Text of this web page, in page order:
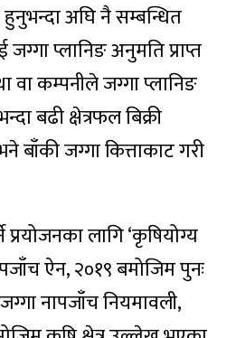
अघि नै सम्बन्धित
प्लानिङ अनुमति प्राप्त
वा कम्पनीले जग्गा प्लानिङ
बढी क्षेत्रफल बिक्री
बाँकी जग्गा कित्ताकाट गरी
प्रयोजनका लागि ‘कृषियोग्य
ऐन, २०१९ बमोजिम पुनः
नापजाँच नियमावली,